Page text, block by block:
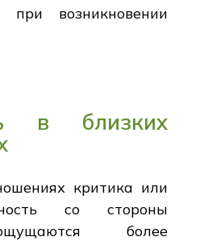
при возникновении
в близких
критика или
со стороны
более